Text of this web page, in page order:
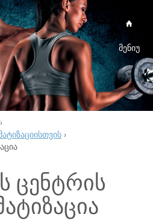
მენიუ
›
›
ცენტრის